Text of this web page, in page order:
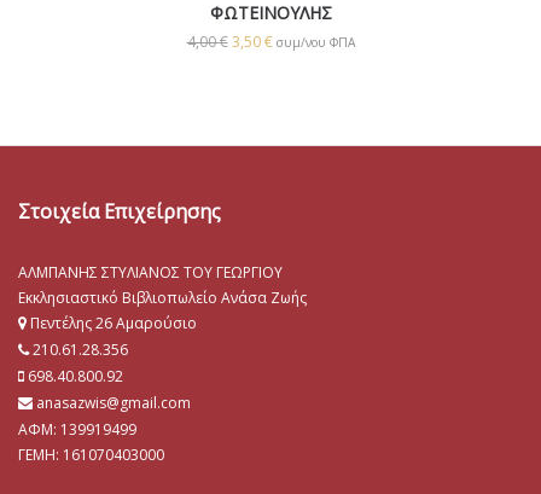
ΦΩΤΕΙΝΟΥΛΗΣ
4,00€ 3,50€ συμ/νου ΦΠΑ
Στοιχεία Επιχείρησης
ΑΛΜΠΑΝΗΣ ΣΤΥΛΙΑΝΟΣ ΤΟΥ ΓΕΩΡΓΙΟΥ
Εκκλησιαστικό Βιβλιοπωλείο Ανάσα Ζωής
Πεντέλης 26 Αμαρούσιο
210.61.28.356
698.40.800.92
anasazwis@gmail.com
ΑΦΜ: 139919499
ΓΕΜΗ: 161070403000